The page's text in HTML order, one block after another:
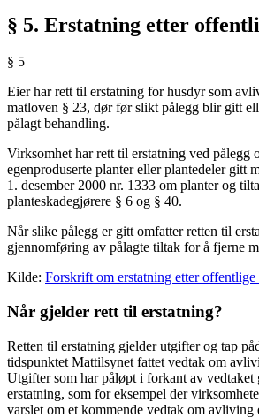
§ 5. Erstatning etter
§ 5
Eier har rett til erstatning for husdyr som
matloven § 23, dør før slikt pålegg blir gitt
pålagt behandling.
Virksomhet har rett til erstatning ved pålegg
egenproduserte planter eller plantedeler gitt
1. desember 2000 nr. 1333 om planter og
planteskadegjørere § 6 og § 40.
Når slike pålegg er gitt omfatter retten til
gjennomføring av pålagte tiltak for å fjerne
Kilde: Forskrift om erstatning etter offentlige
Når gjelder rett til erstatning?
Retten til erstatning gjelder utgifter og tap
tidspunktet Mattilsynet fattet vedtak om
Utgifter som har påløpt i forkant av
erstatning, som for eksempel der
varslet om et kommende vedtak om avliving